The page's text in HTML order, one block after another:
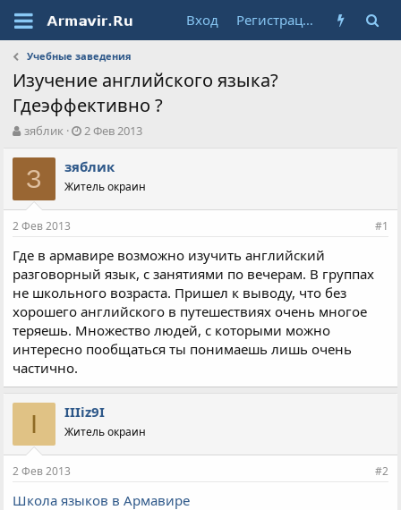
Вход Регистрация
Учебные заведения
Изучение английского языка?
Гдеэффективно ?
А
т
о
т
е
ы
зяблик
Д
т
н
а
л
а
2 Фев 2013
З зяблик
Житель окраин
2 Фев 2013 #1
Где в армавире возможно изучить английский
разговорный язык, с занятиями по вечерам. В группах
не школьного возраста. Пришел к выводу, что без
хорошего английского в путешествиях очень многое
теряешь. Множество людей, с которыми можно
интересно пообщаться ты понимаешь лишь очень
частично.
I IIIiz9I
Житель окраин
2 Фев 2013 #2
Школа языков в Армавире